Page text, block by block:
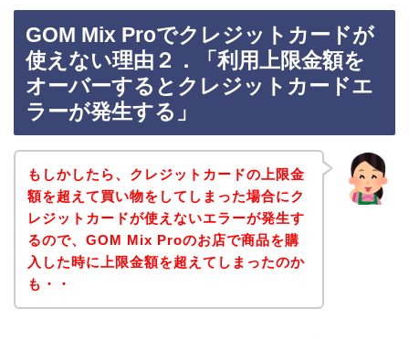
GOM Mix Proでクレジットカードが
使えない理由２．「利用上限金額を
オーバーするとクレジットカードエ
ラーが発生する」
もしかしたら、クレジットカードの上限金
額を超えて買い物をしてしまった場合にク
レジットカードが使えないエラーが発生す
るので、GOM Mix Proのお店で商品を購
入した時に上限金額を超えてしまったのか
も・・